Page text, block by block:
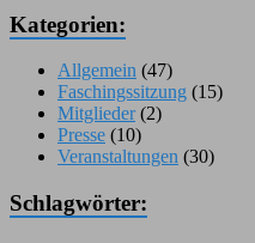
Kategorien:
Allgemein (47)
Faschingssitzung (15)
Mitglieder(2)
Presse (10)
Veranstaltungen (30)
Schlagwörter: